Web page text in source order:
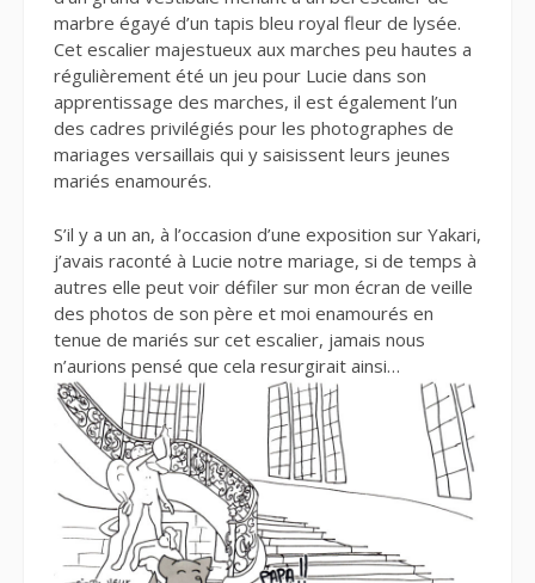
marbre égayé d’un tapis bleu royal fleur de lysée.
Cet escalier majestueux aux marches peu hautes a
régulièrement été un jeu pour Lucie dans son
apprentissage des marches, il est également l’un
des cadres privilégiés pour les photographes de
mariages versaillais qui y saisissent leurs jeunes
mariés enamourés.
S’il y a un an, à l’occasion d’une exposition sur Yakari,
j’avais raconté à Lucie notre mariage, si de temps à
autres elle peut voir défiler sur mon écran de veille
des photos de son père et moi enamourés en
tenue de mariés sur cet escalier, jamais nous
n’aurions pensé que cela resurgirait ainsi…